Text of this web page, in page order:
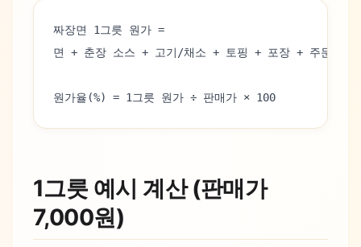
짜장면 1그릇 원가 =
면 + 춘장 소스 + 고기/채소 + 토핑 + 포장 + 주문당 인
원가율(%) = 1그릇 원가 ÷ 판매가 × 100
1그릇 예시 계산 (판매가
7,000원)